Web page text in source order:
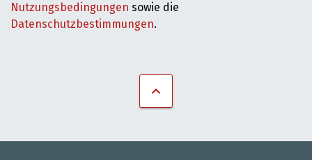
Nutzungsbedingungen sowie die
Datenschutzbestimmungen.